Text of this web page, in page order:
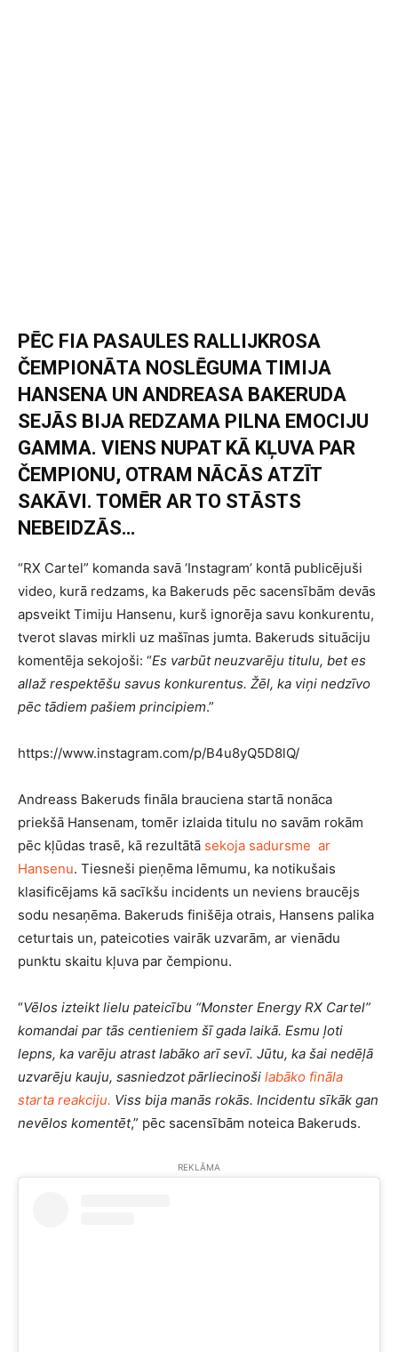
PĒC FIA PASAULES RALLIJKROSA
ČEMPIONĀTA NOSLĒGUMA TIMIJA
HANSENA UN ANDREASA BAKERUDA
SEJĀS BIJA REDZAMA PILNA EMOCIJU
GAMMA. VIENS NUPAT KĀ KĻUVA PAR
ČEMPIONU, OTRAM NĀCĀS ATZĪT
SAKĀVI. TOMĒR AR TO STĀSTS
NEBEIDZĀS…
“RX Cartel” komanda savā ‘Instagram’ kontā publicējuši
video, kurā redzams, ka Bakeruds pēc sacensībām devās
apsveikt Timiju Hansenu, kurš ignorēja savu konkurentu,
tverot slavas mirkli uz mašīnas jumta. Bakeruds situāciju
komentēja sekojoši: “Es varbūt neuzvarēju titulu, bet es
allaž respektēšu savus konkurentus. Žēl, ka viņi nedzīvo
pēc tādiem pašiem principiem.”
https://www.instagram.com/p/B4u8yQ5D8lQ/
Andreass Bakeruds fināla brauciena startā nonāca
priekšā Hansenam, tomēr izlaida titulu no savām rokām
pēc kļūdas trasē, kā rezultātā sekoja sadursme ar
Hansenu. Tiesneši pieņēma lēmumu, ka notikušais
klasificējams kā sacīkšu incidents un neviens braucējs
sodu nesaņēma. Bakeruds finišēja otrais, Hansens palika
ceturtais un, pateicoties vairāk uzvarām, ar vienādu
punktu skaitu kļuva par čempionu.
“Vēlos izteikt lielu pateicību “Monster Energy RX Cartel”
komandai par tās centieniem šī gada laikā. Esmu ļoti
lepns, ka varēju atrast labāko arī sevī. Jūtu, ka šai nedēļā
uzvarēju kauju, sasniedzot pārliecinoši labāko fināla
starta reakciju. Viss bija manās rokās. Incidentu sīkāk gan
nevēlos komentēt,” pēc sacensībām noteica Bakeruds.
REKLĀMA